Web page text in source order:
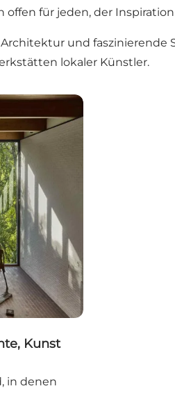
offen für jeden, der
und faszinierende
lokaler Künstler.
und Erlebnisse
Kunst
in denen